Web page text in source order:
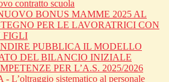
contratto scuola
BONUS MAMME 2025 AL
PER LE LAVORATRICI CON
FIGLI
PUBBLICA IL MODELLO
DEL BILANCIO INIZIALE
PER L’A.S. 2025/2026
- L’oltraggio sistematico al personale